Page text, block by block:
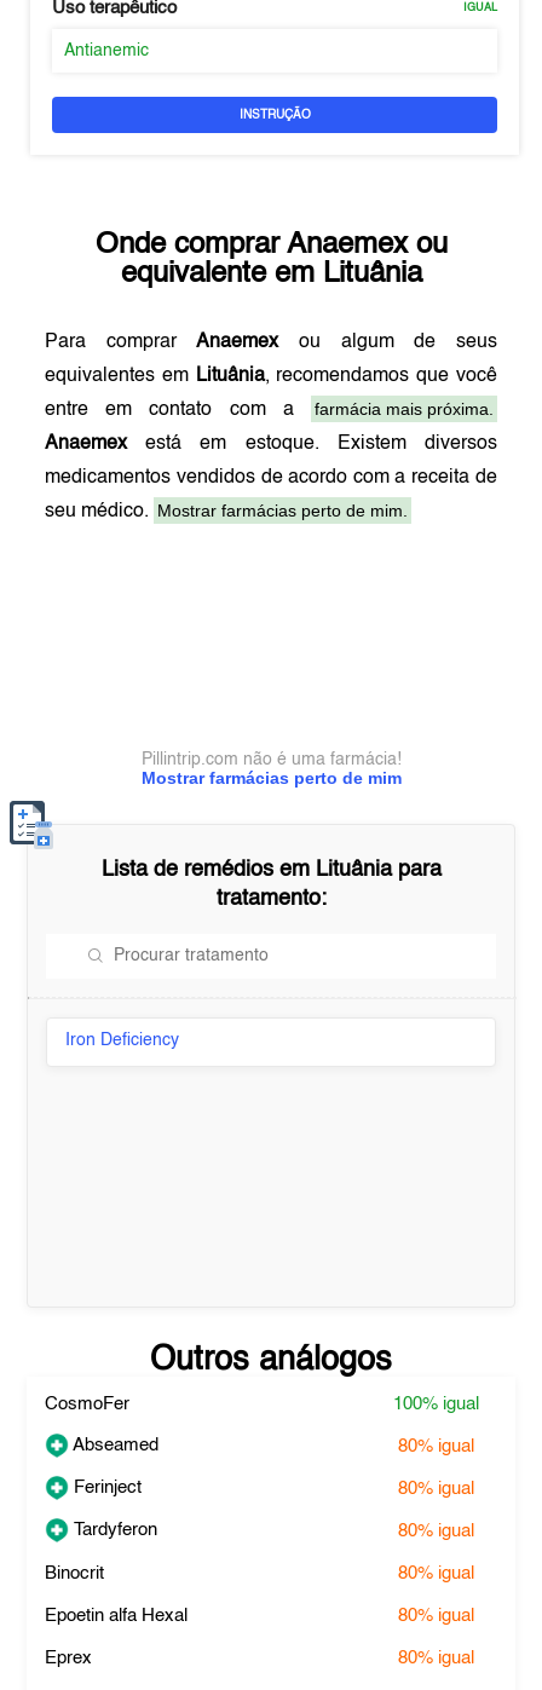
Uso terapêutico IGUAL
Antianemic
INSTRUÇÃO
Onde comprar Anaemexou
equivalente em Lituânia
Para comprarAnaemexou algum de seus
equivalentes em Lituânia, recomendamos que você
entre em contato com a
farmácia mais próxima.
Anaemexestá em estoque. Existem diversos
medicamentos vendidos de acordo com a receita de
seu médico. Mostrar farmácias perto de mim.
Mostrar farmácias perto de mim
Pillintrip.com não é uma farmácia!
Lista de remédios em Lituâniapara
tratamento:
Iron Deficiency
Outros análogos
CosmoFer 100% igual
Abseamed 80% igual
Ferinject 80% igual
Tardyferon 80% igual
Binocrit 80% igual
Epoetin alfa Hexal 80% igual
Eprex 80% igual